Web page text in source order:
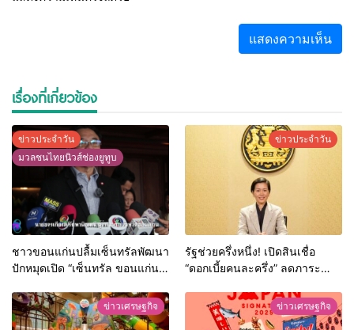
เรื่องที่เกี่ยวข้อง
ข่าวประจำวัน
มวลชนไทยนิวส์ช่องยูทูบ
ชาวขอนแก่นปลื้มเซ็นทรัลพัฒนา
ปักหมุดเปิด “เซ็นทรัล ขอนแก่น
Hub เมืองอนาคต เปิดยิ่งใหญ่ 20
พ.ค.นี้
ข่าวประจำวัน
รัฐช่วยครึ่งหนึ่ง! เปิดสินเชื่อ
“ดอกเบี้ยคนละครึ่ง” ลดภาระ
ดอกเบี้ย 3% ดันเกษตรแม่นยำ
ข่าวเศรษฐกิจ ข่าวเศรษฐกิจ